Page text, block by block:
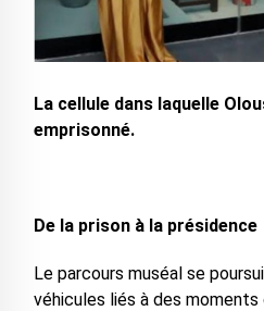
La cellule dans laquelle
emprisonné.
De la prison à la présidence
Le parcours muséal se
véhicules liés à des moments